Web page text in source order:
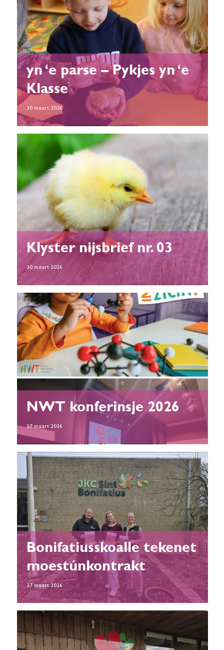
yn ‘e parse – Pykjes yn ‘e
Klasse
30 maart 2026
Klyster nijsbrief nr. 03
30 maart 2026
NWT konferinsje 2026
27 maart 2026
Bonifatiusskoalle tekenet
moestúnkontrakt
27 maart 2026